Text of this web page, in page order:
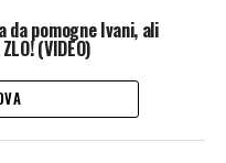
da pomogne Ivani, ali
(VIDEO)